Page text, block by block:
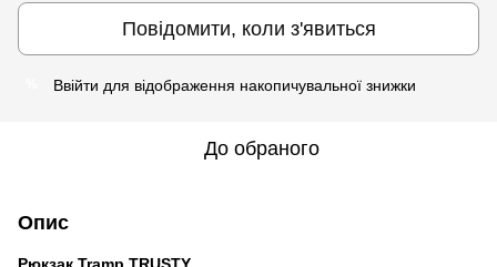
Повідомити, коли з'явиться
Ввійти для відображення накопичувальної знижки
До обраного
Опис
Рюкзак Tramp TRUSTY